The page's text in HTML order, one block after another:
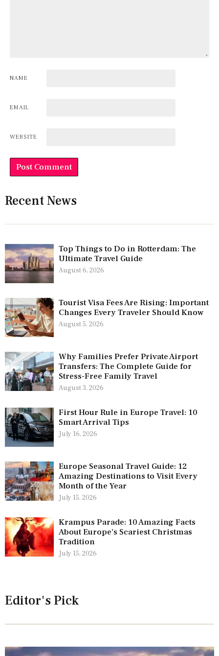
NAME
EMAIL
WEBSITE
Recent News
Top Things to Do in Rotterdam: The
Ultimate Travel Guide
August 6, 2026
Tourist Visa Fees Are Rising: Important
Changes Every Traveler Should Know
August 5, 2026
Why Families Prefer Private Airport
Transfers: The Complete Guide for
Stress-Free Family Travel
August 3, 2026
First Hour Rule in Europe Travel: 10
Smart Arrival Tips
July 16, 2026
Europe Seasonal Travel Guide: 12
Amazing Destinations to Visit Every
Month of the Year
July 15, 2026
Krampus Parade: 10 Amazing Facts
About Europe’s Scariest Christmas
Tradition
July 15, 2026
Editor's Pick